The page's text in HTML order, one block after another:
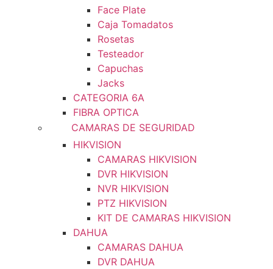
Face Plate
Caja Tomadatos
Rosetas
Testeador
Capuchas
Jacks
CATEGORIA 6A
FIBRA OPTICA
CAMARAS DE SEGURIDAD
HIKVISION
CAMARAS HIKVISION
DVR HIKVISION
NVR HIKVISION
PTZ HIKVISION
KIT DE CAMARAS HIKVISION
DAHUA
CAMARAS DAHUA
DVR DAHUA